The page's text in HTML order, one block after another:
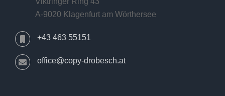
A-9020 Klagenfurt am Wörthersee
+43 463 55151
office@copy-drobesch.at